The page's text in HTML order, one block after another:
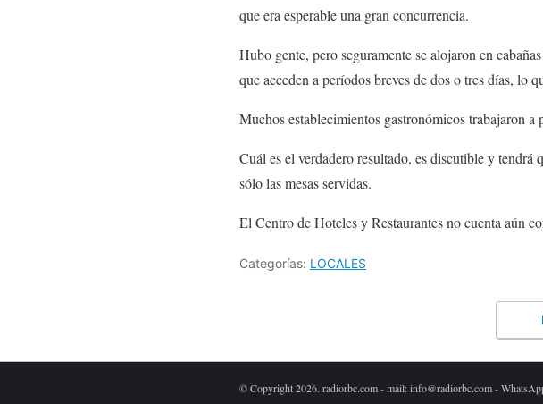
que era esperable una gran concurrencia.
Hubo gente, pero seguramente se alojaron en
que acceden a períodos breves de dos o tres días, lo
Muchos establecimientos gastronómicos trabajaron
Cuál es el verdadero resultado, es discutible y tendrá
sólo las mesas servidas.
El Centro de Hoteles y Restaurantes no cuenta aún
Categorías: LOCALES
© Copyright 2026. radiorbc.com - mail: info@radiorbc.com -